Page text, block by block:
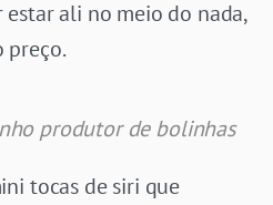
estar ali no meio do nada,
preço.
produtor de bolinhas
tocas de siri que